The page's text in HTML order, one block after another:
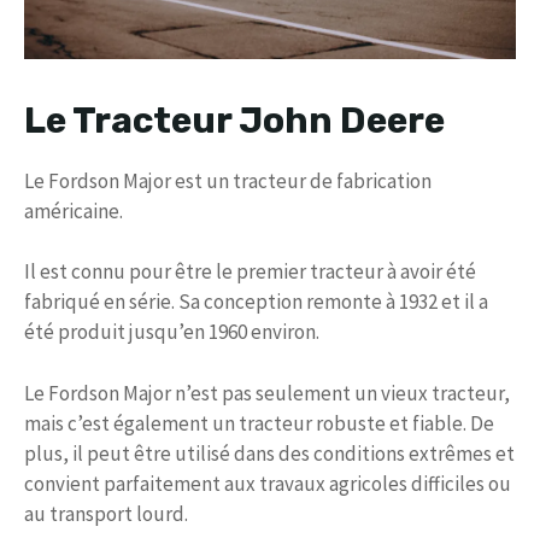
Le Tracteur John Deere
Le Fordson Major est un tracteur de fabrication
américaine.
Il est connu pour être le premier tracteur à avoir été
fabriqué en série. Sa conception remonte à 1932 et il a
été produit jusqu’en 1960 environ.
Le Fordson Major n’est pas seulement un vieux tracteur,
mais c’est également un tracteur robuste et fiable. De
plus, il peut être utilisé dans des conditions extrêmes et
convient parfaitement aux travaux agricoles difficiles ou
au transport lourd.